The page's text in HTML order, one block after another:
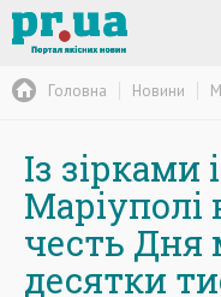
Головна Новини
Із зірками
Маріуполі
честь Дня
десятки